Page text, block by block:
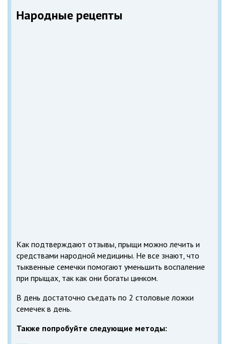
Народные рецепты
Как подтверждают отзывы, прыщи можно лечить и
средствами народной медицины. Не все знают, что
тыквенные семечки помогают уменьшить воспаление
при прыщах, так как они богаты цинком.
В день достаточно съедать по 2 столовые ложки
семечек в день.
Также попробуйте следующие методы: